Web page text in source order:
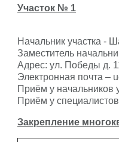
Участок № 1
Начальник участка -
Заместитель
Адрес: ул. Победы д.
Электронная почта –
Приём у начальников
Приём у
Закрепление